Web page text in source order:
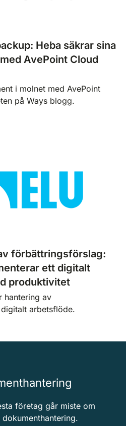
Heba säkrar sina
AvePoint Cloud
i molnet med AvePoint
på Ways blogg.
förbättringsförslag:
ett digitalt
produktivitet
hantering av
arbetsflöde.
företag går miste om